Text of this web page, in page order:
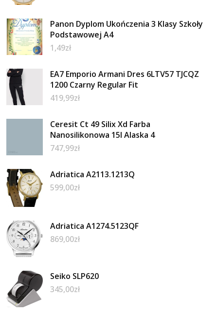
Panon Dyplom Ukończenia 3 Klasy Szkoły
Podstawowej A4
1,49zł
EA7 Emporio Armani Dres 6LTV57 TJCQZ
1200 Czarny Regular Fit
419,99zł
Ceresit Ct 49 Silix Xd Farba
Nanosilikonowa 15l Alaska 4
747,99zł
Adriatica A2113.1213Q
599,00zł
Adriatica A1274.5123QF
869,00zł
Seiko SLP620
345,00zł